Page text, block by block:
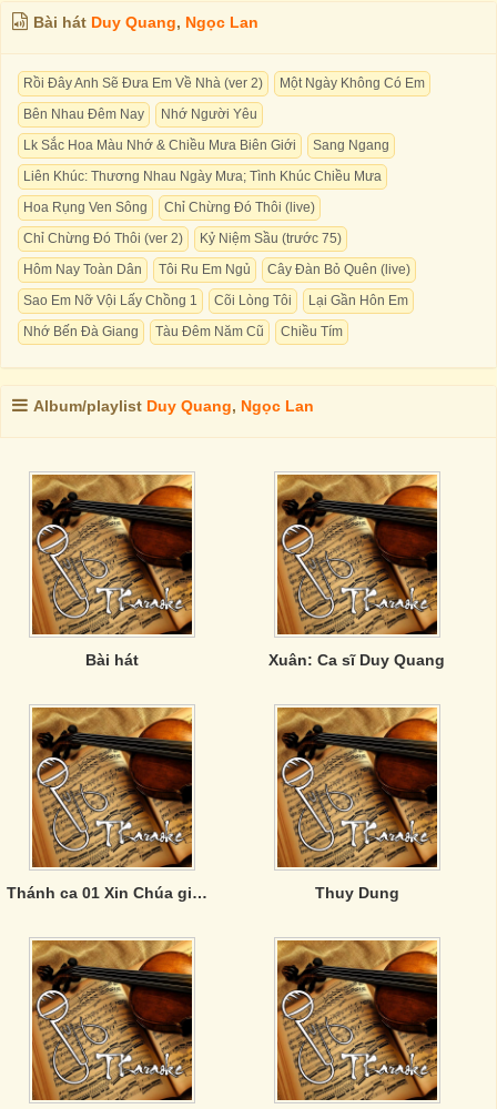
Bài hát Duy Quang, Ngọc Lan
Rồi Đây Anh Sẽ Đưa Em Về Nhà (ver 2)
Một Ngày Không Có Em
Bên Nhau Đêm Nay
Nhớ Người Yêu
Lk Sắc Hoa Màu Nhớ & Chiều Mưa Biên Giới
Sang Ngang
Liên Khúc: Thương Nhau Ngày Mưa; Tình Khúc Chiều Mưa
Hoa Rụng Ven Sông
Chỉ Chừng Đó Thôi (live)
Chỉ Chừng Đó Thôi (ver 2)
Kỷ Niệm Sầu (trước 75)
Hôm Nay Toàn Dân
Tôi Ru Em Ngủ
Cây Đàn Bỏ Quên (live)
Sao Em Nỡ Vội Lấy Chồng 1
Cõi Lòng Tôi
Lại Gần Hôn Em
Nhớ Bến Đà Giang
Tàu Đêm Năm Cũ Chiều Tím
Album/playlist Duy Quang, Ngọc Lan
Bài hát Xuân: Ca sĩ Duy Quang
Thánh ca 01 Xin Chúa giữ gìn con Thuy Dung